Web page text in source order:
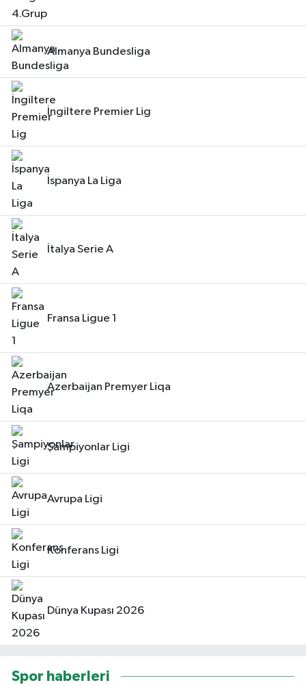
Almanya Bundesliga
İngiltere Premier Lig
İspanya La Liga
İtalya Serie A
Fransa Ligue 1
Azerbaijan Premyer Liqa
Şampiyonlar Ligi
Avrupa Ligi
Konferans Ligi
Dünya Kupası 2026
Spor haberleri